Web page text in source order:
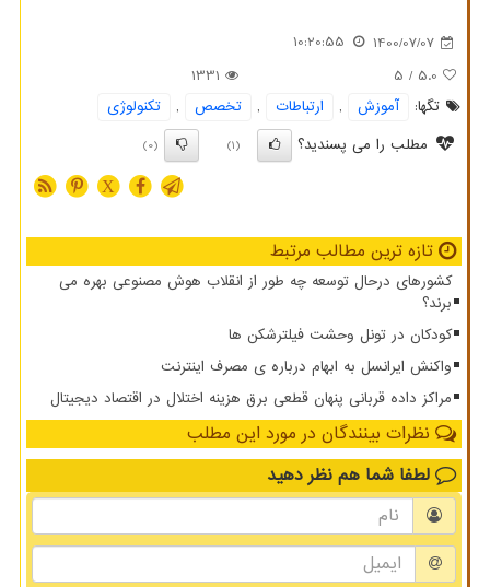
1400/07/07
10:20:55
5.0
/ 5
1331
تگها:
آموزش , ارتباطات , تخصص ,
تكنولوژی
مطلب را می پسندید؟
(1)
(0)
X
تازه ترین مطالب مرتبط
کشورهای درحال توسعه چه طور از انقلاب هوش مصنوعی بهره می
برند؟
کودکان در تونل وحشت فیلترشکن ها
واکنش ایرانسل به ابهام درباره ی مصرف اینترنت
مراکز داده قربانی پنهان قطعی برق هزینه اختلال در اقتصاد دیجیتال
نظرات بینندگان در مورد این مطلب
لطفا شما هم نظر دهید